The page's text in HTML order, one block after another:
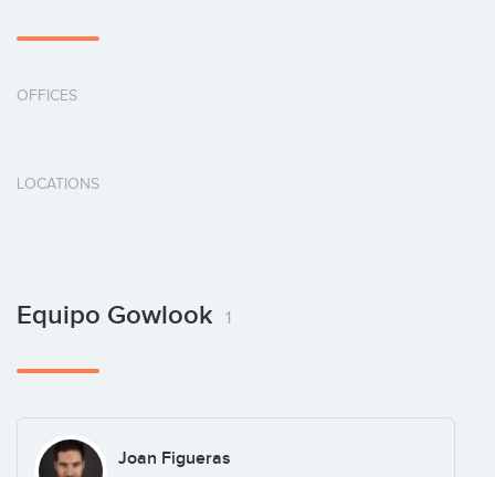
OFFICES
LOCATIONS
Equipo Gowlook 1
Joan Figueras